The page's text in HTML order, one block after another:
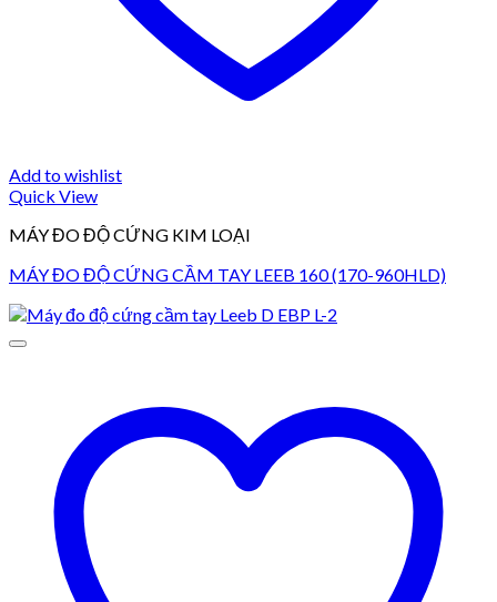
Add to wishlist
Quick View
MÁY ĐO ĐỘ CỨNG KIM LOẠI
MÁY ĐO ĐỘ CỨNG CẦM TAY LEEB 160 (170-960HLD)